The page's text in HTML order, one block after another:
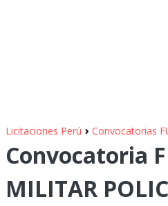
Licitaciones Perú › Convocatorias
Convocatoria
MILITAR